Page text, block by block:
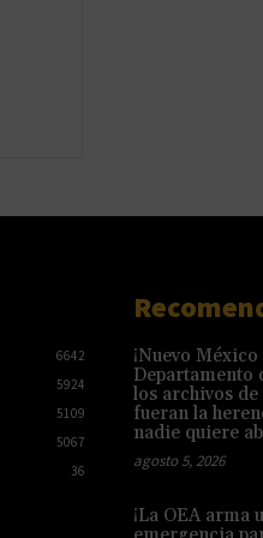
6642
5924
5109
5067
36
¡Nuevo
Departamento
los archivos
fueran la
nadie quiere
agosto 5, 2026
¡La OEA arma